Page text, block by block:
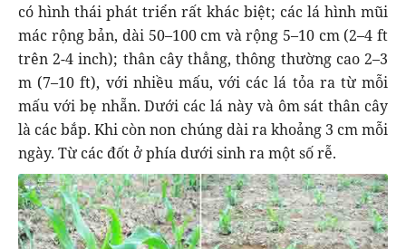
có hình thái phát triển rất khác biệt; các lá hình mũi
mác rộng bản, dài 50–100 cm và rộng 5–10 cm (2–4 ft
trên 2-4 inch); thân cây thẳng, thông thường cao 2–3
m (7–10 ft), với nhiều mấu, với các lá tỏa ra từ mỗi
mấu với bẹ nhẵn. Dưới các lá này và ôm sát thân cây
là các bắp. Khi còn non chúng dài ra khoảng 3 cm mỗi
ngày. Từ các đốt ở phía dưới sinh ra một số rễ.